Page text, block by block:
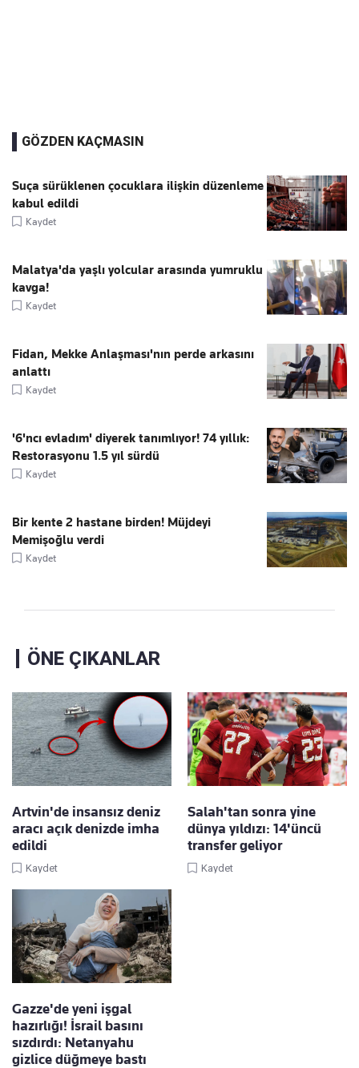
GÖZDEN KAÇMASIN
Suça sürüklenen çocuklara ilişkin düzenleme
kabul edildi
Kaydet
Malatya'da yaşlı yolcular arasında yumruklu
kavga!
Kaydet
Fidan, Mekke Anlaşması'nın perde arkasını
anlattı
Kaydet
'6'ncı evladım' diyerek tanımlıyor! 74 yıllık:
Restorasyonu 1.5 yıl sürdü
Kaydet
Bir kente 2 hastane birden! Müjdeyi
Memişoğlu verdi
Kaydet
ÖNE ÇIKANLAR
Artvin'de insansız deniz
aracı açık denizde imha
edildi
Kaydet
Salah'tan sonra yine
dünya yıldızı: 14'üncü
transfer geliyor
Kaydet
Gazze'de yeni işgal
hazırlığı! İsrail basını
sızdırdı: Netanyahu
gizlice düğmeye bastı